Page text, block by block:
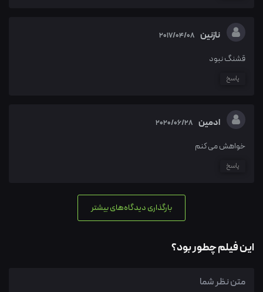
نازنین 2017/04/08
قشنگ نبود
پاسخ
ادمین 2020/06/28
خواهش می کنم
پاسخ
بارگذاری دیدگاه‌های بیشتر
این فیلم چطور بود؟